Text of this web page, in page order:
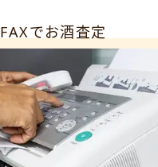
FAXでお酒査定